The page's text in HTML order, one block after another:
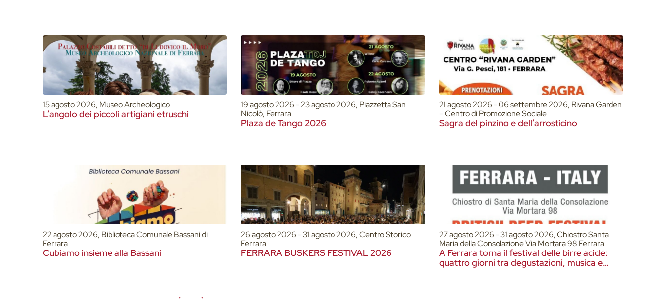
15 agosto 2026, Museo Archeologico
L’angolo dei piccoli artigiani etruschi
19 agosto 2026 - 23 agosto 2026, Piazzetta San
Nicolò, Ferrara
Plaza de Tango 2026
21 agosto 2026 - 06 settembre 2026, Rivana Garden
– Centro di Promozione Sociale
Sagra del pinzino e dell’arrosticino
22 agosto 2026, Biblioteca Comunale Bassani di
Ferrara
Cubiamo insieme alla Bassani
26 agosto 2026 - 31 agosto 2026, Centro Storico
Ferrara
FERRARA BUSKERS FESTIVAL 2026
27 agosto 2026 - 31 agosto 2026, Chiostro Santa
Maria della Consolazione Via Mortara 98 Ferrara
A Ferrara torna il festival delle birre acide:
quattro giorni tra degustazioni, musica e